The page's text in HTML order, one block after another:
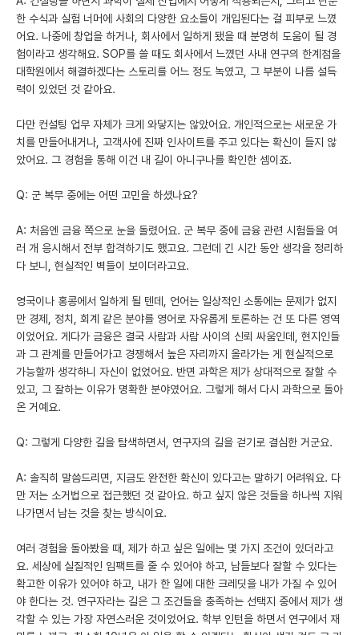
한 수식과 실험 너머에 사회의 다양한 요소들이 개입된다는 걸 피부로 느꼈
어요. 나중에 창업을 하거나, 회사에서 일하게 됐을 때 분명히 도움이 될 경
험이라고 생각해요. SOP를 쓸 때도 회사에서 느꼈던 사내 연구의 한계점을
대학원에서 해결하겠다는 스토리를 어느 정도 녹였고, 그 부분이 나름 설득
력이 있었던 것 같아요.
다만 컨설팅 업무 자체가 크게 와닿지는 않았어요. 개인적으로는 새로운 가
치를 만들어내거나, 고객사에 진짜 인사이트를 주고 있다는 확신이 들지 않
았어요. 그 경험을 통해 이건 내 길이 아니구나를 확인한 셈이죠.
Q: 군 복무 중에는 어떤 고민을 하셨나요?
A: 처음엔 금융 쪽으로 눈을 돌렸어요. 군 복무 중에 금융 관련 시험들을 여
러 개 응시해서 전부 합격하기도 했고요. 그런데 긴 시간 동안 생각을 정리하
다 보니, 현실적인 벽들이 보이더라고요.
영국이나 홍콩에서 일하게 될 텐데, 언어는 일상적인 소통에는 문제가 없지
만 경제, 정치, 회계 같은 분야를 영어로 자유롭게 토론하는 건 또 다른 영역
이었어요. 게다가 금융은 결국 사람과 사람 사이의 신뢰 싸움인데, 현지인들
과 그 관계를 만들어가고 경쟁해서 높은 자리까지 올라가는 게 현실적으로
가능할까 생각하니 자신이 없었어요. 반면 과학은 제가 상대적으로 잘할 수
있고, 그 잘하는 이유가 명확한 분야였어요. 그렇게 해서 다시 과학으로 돌아
온 거예요.
Q: 그렇게 다양한 길을 탐색하면서, 연구자의 길을 걷기로 결심한 거군요.
A: 솔직히 말씀드리면, 지금도 완전한 확신이 있다고는 말하기 어려워요. 다
만 저는 소거법으로 접근했던 것 같아요. 하고 싶지 않은 것들을 하나씩 지워
나가면서 남는 것을 찾는 방식이요.
여러 경험을 돌아봤을 때, 제가 하고 싶은 일에는 몇 가지 조건이 있더라고
요. 세상에 실질적인 임팩트를 줄 수 있어야 하고, 남들보다 잘할 수 있다는
확고한 이유가 있어야 하고, 내가 한 일에 대한 크레딧을 내가 가질 수 있어
야 한다는 것. 연구자라는 길은 그 조건들을 충족하는 선택지 중에서 제가 생
각할 수 있는 가장 자연스러운 것이었어요. 학부 인턴을 하면서 연구에서 재